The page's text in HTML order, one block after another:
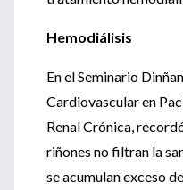
Hemodiálisis
En el Seminario
Cardiovascular en
Renal Crónica,
riñones no filtran la
se acumulan exceso